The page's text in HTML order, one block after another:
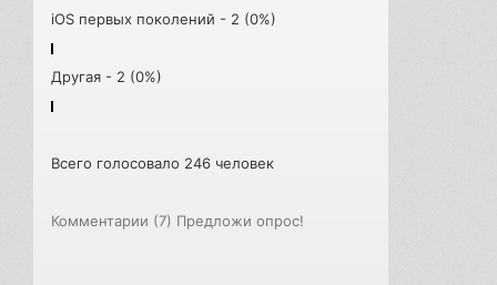
iOS первых поколений - 2 (0%)
Другая - 2 (0%)
Всего голосовало 246 человек
Комментарии (7) Предложи опрос!